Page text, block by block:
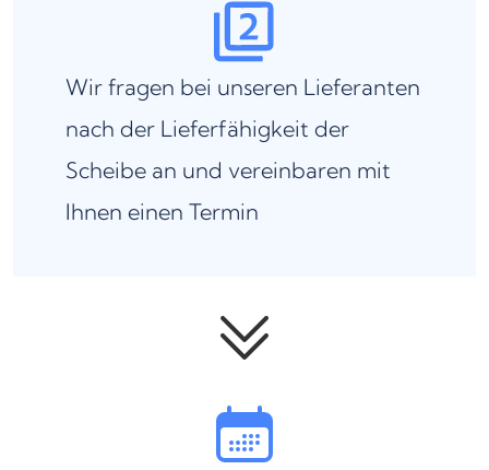
Wir fragen bei unseren Lieferanten
nach der Lieferfähigkeit der
Scheibe an und vereinbaren mit
Ihnen einen Termin